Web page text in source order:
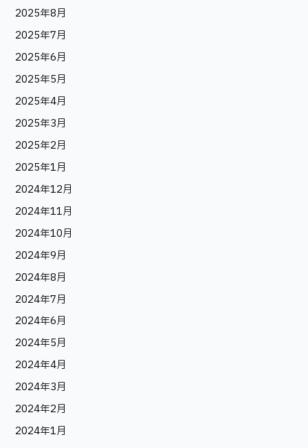
2025年8月
2025年7月
2025年6月
2025年5月
2025年4月
2025年3月
2025年2月
2025年1月
2024年12月
2024年11月
2024年10月
2024年9月
2024年8月
2024年7月
2024年6月
2024年5月
2024年4月
2024年3月
2024年2月
2024年1月